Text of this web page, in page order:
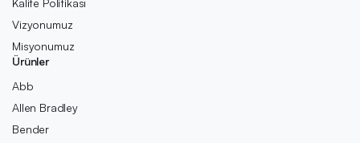
Kalite Politikası
Vizyonumuz
Misyonumuz
Ürünler
Abb
Allen Bradley
Bender